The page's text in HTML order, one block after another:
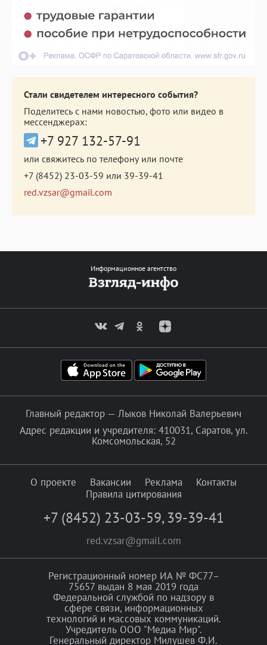
Стали свидетелем интересного события?
Поделитесь с нами новостью, фото или видео в
мессенджерах:
+7 927 132-57-91
или свяжитесь по телефону или почте
+7 (8452) 23-03-59 или 39-39-41
red.vzsar@gmail.com
Информационное агентство
Главный редактор — Лыков Николай Валерьевич
Адрес редакции и учредителя: 410031, Саратов, ул.
Комсомольская, 52
О проекте Вакансии Реклама
Контакты
Правила цитирования
+7 (8452) 23-03-59, 39-39-41
red.vzsar@gmail.com
Регистрационный номер ИА № ФС77–
75657 выдан 8 мая 2019 года
Федеральной службой по надзору в
сфере связи, информационных
технологий и массовых коммуникаций.
Учредитель ООО "Медиа Мир".
Генеральный директор Милушев Ф.И.